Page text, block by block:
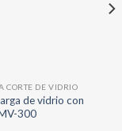
CORTE DE VIDRIO
de vidrio con
300